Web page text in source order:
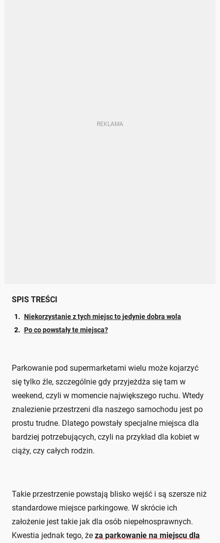
SPIS TREŚCI
Niekorzystanie z tych miejsc to jedynie dobra wola
Po co powstały te miejsca?
Parkowanie pod supermarketami wielu może kojarzyć
się tylko źle, szczególnie gdy przyjeżdża się tam w
weekend, czyli w momencie największego ruchu. Wtedy
znalezienie przestrzeni dla naszego samochodu jest po
prostu trudne. Dlatego powstały specjalne miejsca dla
bardziej potrzebujących, czyli na przykład dla kobiet w
ciąży, czy całych rodzin.
Takie przestrzenie powstają blisko wejść i są szersze niż
standardowe miejsce parkingowe. W skrócie ich
założenie jest takie jak dla osób niepełnosprawnych.
Kwestia jednak tego, że za parkowanie na miejscu dla